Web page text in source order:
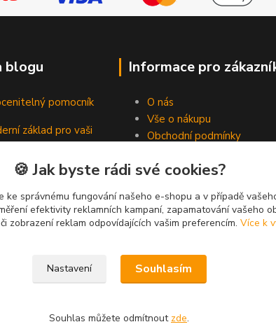
blogu
pomocník
základ pro vaši
pevných spojů
Informace pro
O nás
Vše o nákupu
Obchodní podmínky
Blog
🍪 Jak byste rádi své cookies?
ke správnému fungování našeho e-shopu a v případě
efektivity reklamních kampaní, zapamatování vašeho
zobrazení reklam odpovídajících vašim preferencím. Více k
Nastavení Souhlasím
Souhlas můžete odmítnout zde.